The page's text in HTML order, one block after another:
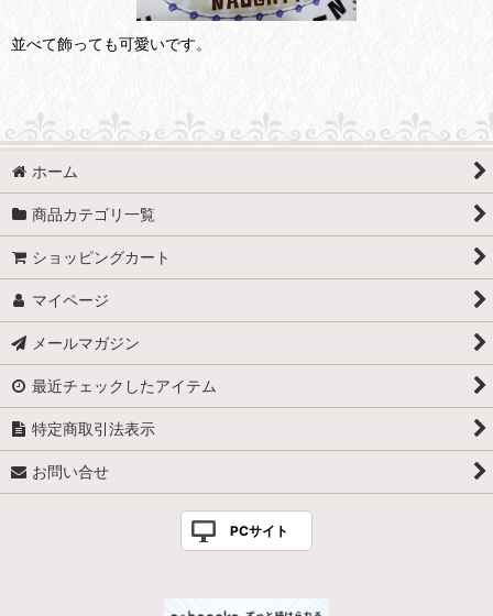
並べて飾っても可愛いです。
ホーム
商品カテゴリ一覧
ショッピングカート
マイページ
メールマガジン
最近チェックしたアイテム
特定商取引法表示
お問い合せ
PCサイト